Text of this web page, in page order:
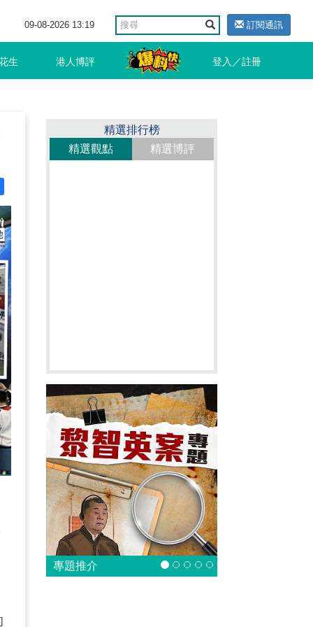
09-08-2026 13:19 訂閱通訊
生 港人博評 登入／註冊
精選排行榜
精選觀點
精選博評
專題推介